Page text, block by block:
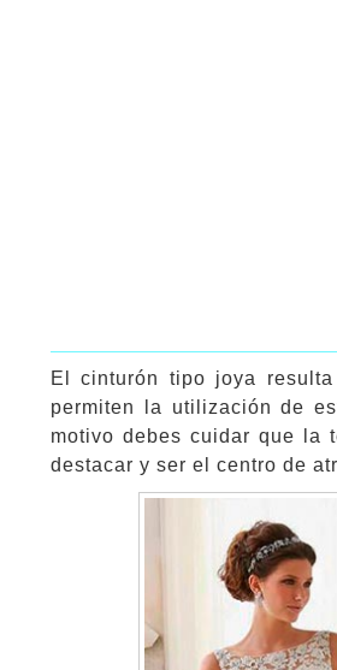
El cinturón tipo joya
permiten la utilización de
motivo debes cuidar que la
destacar y ser el centro de